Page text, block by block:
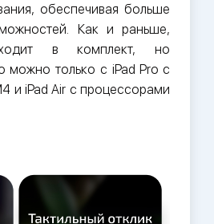
обеспечивая больше
Как и раньше,
в комплект, но
можно только с iPad Pro c
и iPad Air c процессорами